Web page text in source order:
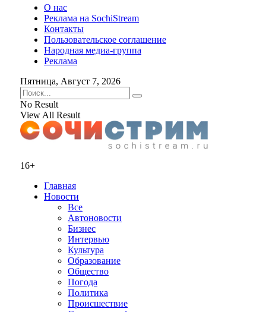
О нас
Реклама на SochiStream
Контакты
Пользовательское соглашение
Народная медиа-группа
Реклама
Пятница, Август 7, 2026
No Result
View All Result
16+
Главная
Новости
Все
Автоновости
Бизнес
Интервью
Культура
Образование
Общество
Погода
Политика
Происшествие